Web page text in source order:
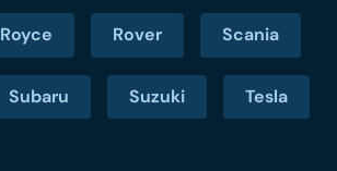
Rover Scania
Subaru Suzuki Tesla